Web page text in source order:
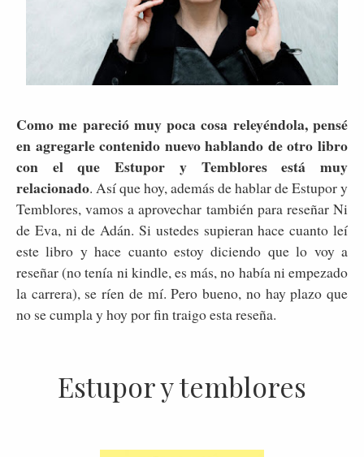
Como me pareció muy poca cosa releyéndola, pensé
en agregarle contenido nuevo hablando de otro libro
con el que Estupor y Temblores está muy
relacionado. Así que hoy, además de hablar de Estupor y
Temblores, vamos a aprovechar también para reseñar Ni
de Eva, ni de Adán. Si ustedes supieran hace cuanto leí
este libro y hace cuanto estoy diciendo que lo voy a
reseñar (no tenía ni kindle, es más, no había ni empezado
la carrera), se ríen de mí. Pero bueno, no hay plazo que
no se cumpla y hoy por fin traigo esta reseña.
Estupor y temblores